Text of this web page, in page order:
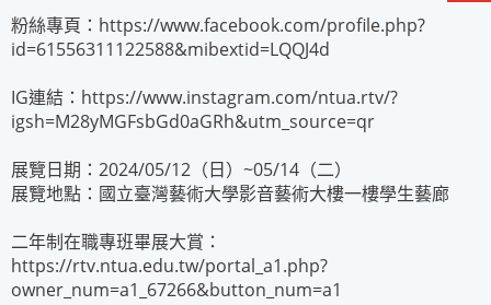
粉絲專頁：https://www.facebook.com/profile.php?
id=61556311122588&mibextid=LQQJ4d
IG連結：https://www.instagram.com/ntua.rtv/?
igsh=M28yMGFsbGd0aGRh&utm_source=qr
展覽日期：2024/05/12（日）~05/14（二）
展覽地點：國立臺灣藝術大學影音藝術大樓一樓學生藝廊
二年制在職專班畢展大賞：
https://rtv.ntua.edu.tw/portal_a1.php?
owner_num=a1_67266&button_num=a1